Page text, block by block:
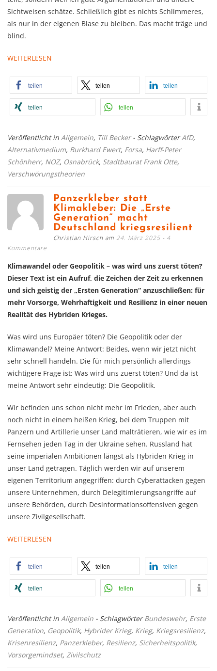
Sichtweisen schätze. Schließlich gibt es nichts Schlimmeres,
als nur in der eigenen Blase zu bleiben. Das macht träge und
blind.
WEITERLESEN
teilen teilen teilen
teilen teilen
Veröffentlicht in Allgemein, Till Becker - SchlagwörterAfD,
Alternativmedium, Burkhard Ewert, Forsa, Harff-Peter
Schönherr, NOZ, Osnabrück, Stadtbaurat Frank Otte,
Verschwörungstheorien
Panzerkleber statt
Klimakleber: Die „Erste
Generation“ macht
Deutschland kriegsresilient
Christian Hirsch am 24. März 2025
4
Kommentare
Klimawandel oder Geopolitik – was wird uns zuerst töten?
Dieser Text ist ein Aufruf, die Zeichen der Zeit zu erkennen
und sich geistig der „Ersten Generation“ anzuschließen: für
mehr Vorsorge, Wehrhaftigkeit und Resilienz in einer neuen
Realität des Hybriden Krieges.
Was wird uns Europäer töten? Die Geopolitik oder der
Klimawandel? Meine Antwort: Beides, wenn wir jetzt nicht
sehr schnell handeln. Die für mich persönlich allerdings
wichtigere Frage ist: Was wird uns zuerst töten? Und da ist
meine Antwort sehr eindeutig: Die Geopolitik.
Wir befinden uns schon nicht mehr im Frieden, aber auch
noch nicht in einem heißen Krieg, bei dem Truppen mit
Panzern und Artillerie unser Land malträtieren, wie wir es im
Fernsehen jeden Tag in der Ukraine sehen. Russland hat
seine imperialen Ambitionen längst als Hybriden Krieg in
unser Land getragen. Täglich werden wir auf unserem
eigenen Territorium angegriffen: durch Cyberattacken gegen
unsere Unternehmen, durch Delegitimierungsangriffe auf
unsere Behörden, durch Desinformationsoffensiven gegen
unsere Zivilgesellschaft.
WEITERLESEN
teilen teilen teilen
teilen teilen
Veröffentlicht in Allgemein - SchlagwörterBundeswehr, Erste
Generation, Geopolitik, Hybrider Krieg, Krieg, Kriegsresilienz,
Krisenresilienz, Panzerkleber, Resilienz, Sicherheitspolitik,
Vorsorgemindset, Zivilschutz